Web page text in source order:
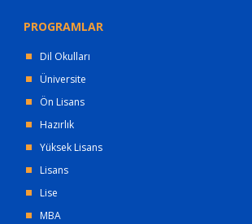
PROGRAMLAR
Dil Okulları
Üniversite
Ön Lisans
Hazırlık
Yüksek Lisans
Lisans
Lise
MBA